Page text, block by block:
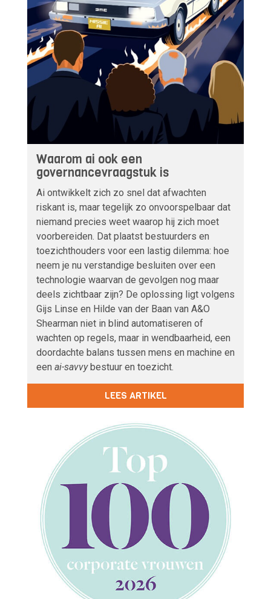
Waarom ai ook een
governancevraagstuk is
Ai ontwikkelt zich zo snel dat afwachten
riskant is, maar tegelijk zo onvoorspelbaar dat
niemand precies weet waarop hij zich moet
voorbereiden. Dat plaatst bestuurders en
toezichthouders voor een lastig dilemma: hoe
neem je nu verstandige besluiten over een
technologie waarvan de gevolgen nog maar
deels zichtbaar zijn? De oplossing ligt volgens
Gijs Linse en Hilde van der Baan van A&O
Shearman niet in blind automatiseren of
wachten op regels, maar in wendbaarheid, een
doordachte balans tussen mens en machine en
een ai-savvybestuur en toezicht.
LEES ARTIKEL